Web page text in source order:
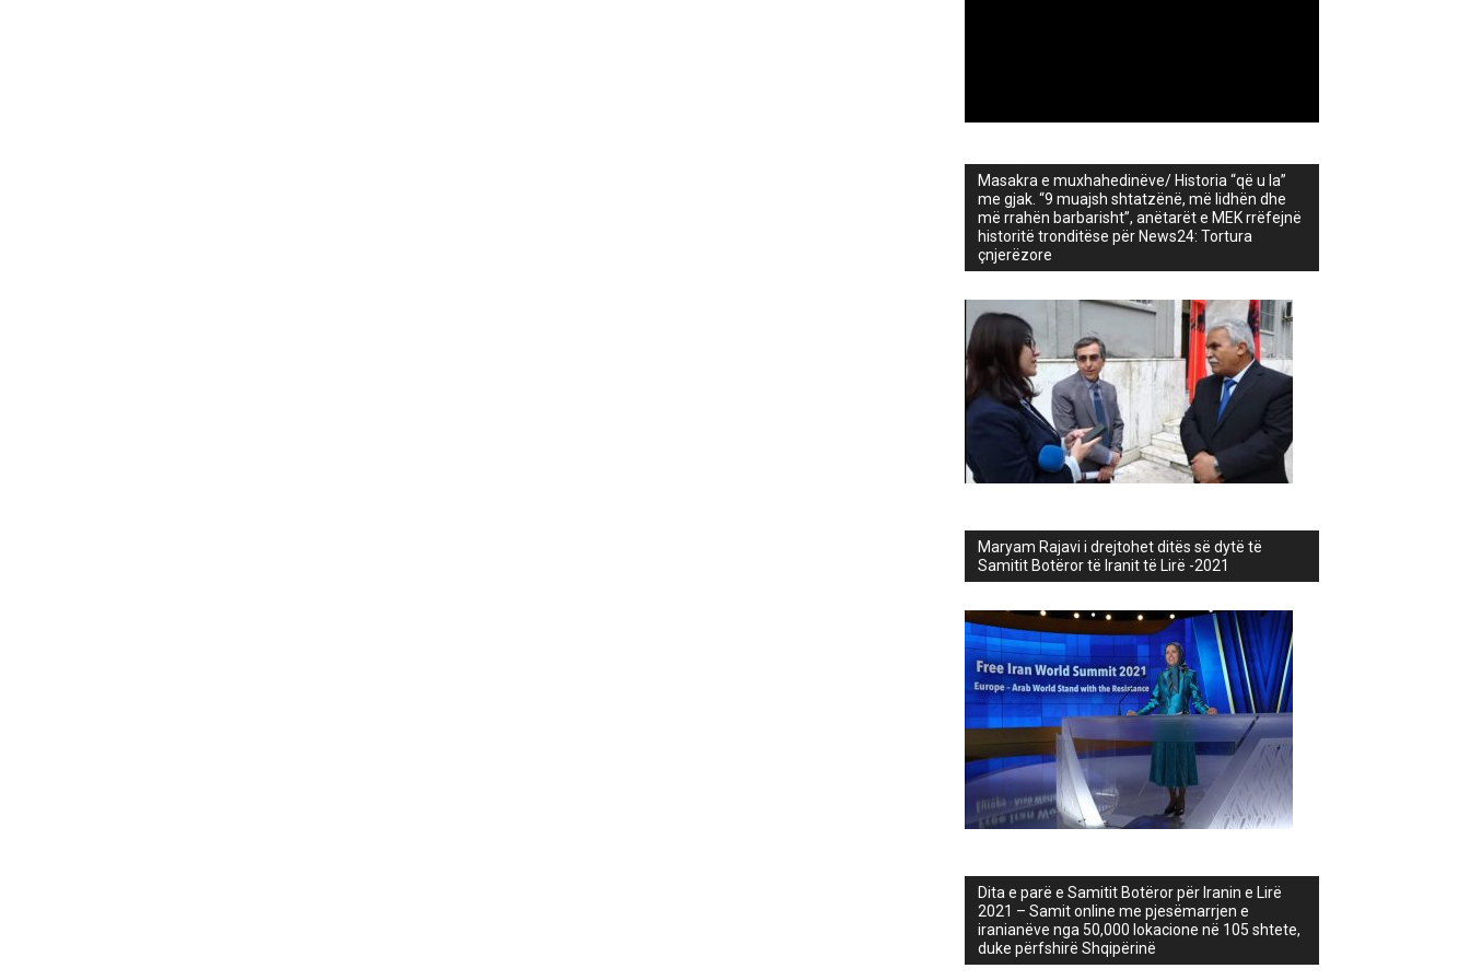
Masakra e muxhahedinëve/ Historia “që u la”
me gjak. “9 muajsh shtatzënë, më lidhën dhe
më rrahën barbarisht”, anëtarët e MEK rrëfejnë
historitë tronditëse për News24: Tortura
çnjerëzore
Maryam Rajavi i drejtohet ditës së dytë të
Samitit Botëror të Iranit të Lirë -2021
Dita e parë e Samitit Botëror për Iranin e Lirë
2021 – Samit online me pjesëmarrjen e
iranianëve nga 50,000 lokacione në 105 shtete,
duke përfshirë Shqipërinë